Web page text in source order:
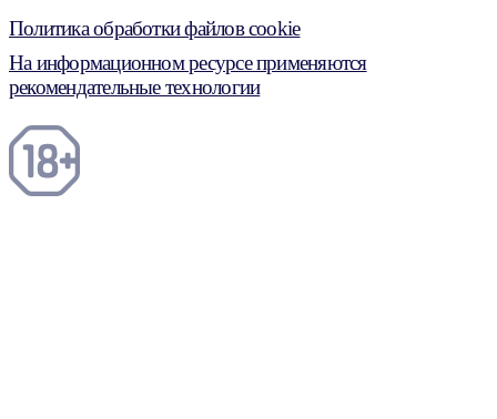
Политика обработки файлов cookie
На информационном ресурсе применяются
рекомендательные технологии